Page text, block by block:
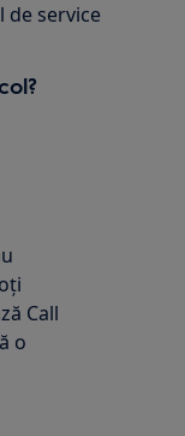
de service
Call
o